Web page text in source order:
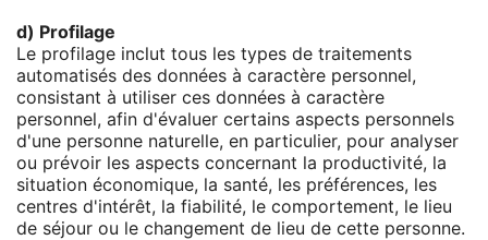
d) Profilage
Le profilage inclut tous les types de traitements
automatisés des données à caractère personnel,
consistant à utiliser ces données à caractère
personnel, afin d'évaluer certains aspects personnels
d'une personne naturelle, en particulier, pour analyser
ou prévoir les aspects concernant la productivité, la
situation économique, la santé, les préférences, les
centres d'intérêt, la fiabilité, le comportement, le lieu
de séjour ou le changement de lieu de cette personne.